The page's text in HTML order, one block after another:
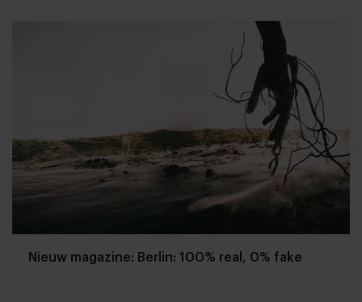
Nieuw magazine: Berlin: 100% real, 0% fake